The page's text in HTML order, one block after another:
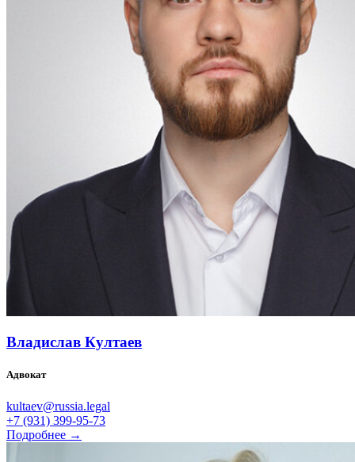
Владислав Култаев
Адвокат
kultaev@russia.legal
+7 (931) 399-95-73
Подробнее →